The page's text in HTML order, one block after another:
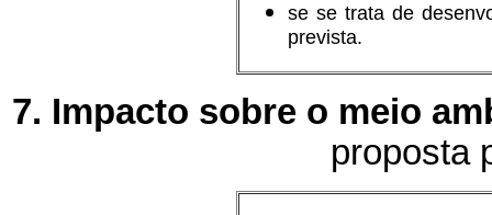
se se trata de
prevista.
7. Impacto sobre o meio
proposta